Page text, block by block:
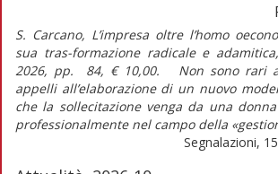
S. Carcano, L’impresa oltre l’homo
sua tras-formazione radicale e
2026, pp. 84, € 10,00. Non sono rari
appelli all’elaborazione di un nuovo
che la sollecitazione venga da una
professionalmente nel campo della
Segnalazioni,